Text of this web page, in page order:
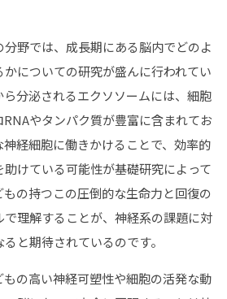
野では、成長期にある脳内でどのよ
についての研究が盛んに行われてい
ら分泌されるエクソソームには、細胞
やタンパク質が豊富に含まれてお
経細胞に働きかけることで、効率的
けている可能性が基礎研究によって
の持つこの圧倒的な生命力と回復の
で理解することが、神経系の課題に対
と期待されているのです。
の高い神経可塑性や細胞の活発な動